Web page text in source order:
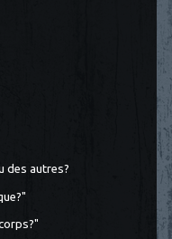
des autres?